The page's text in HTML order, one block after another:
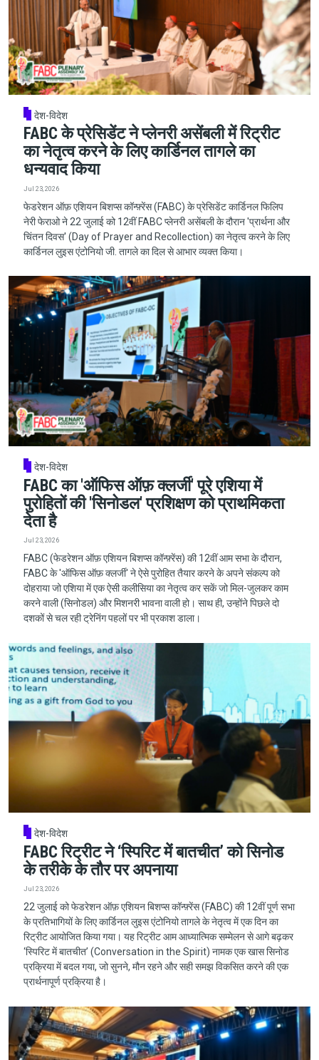
देश-विदेश
FABC के प्रेसिडेंट ने प्लेनरी असेंबली में रिट्रीट
का नेतृत्व करने के लिए कार्डिनल तागले का
धन्यवाद किया
Jul 23, 2026
फेडरेशन ऑफ़ एशियन बिशप्स कॉन्फ़्रेंस (FABC) के प्रेसिडेंट कार्डिनल फिलिप
नेरी फेराओ ने 22 जुलाई को 12वीं FABC प्लेनरी असेंबली के दौरान 'प्रार्थना और
चिंतन दिवस' (Day of Prayer and Recollection) का नेतृत्व करने के लिए
कार्डिनल लुइस एंटोनियो जी. तागले का दिल से आभार व्यक्त किया।
देश-विदेश
FABC का 'ऑफिस ऑफ़ क्लर्जी' पूरे एशिया में
पुरोहितों की 'सिनोडल' प्रशिक्षण को प्राथमिकता
देता है
Jul 23, 2026
FABC (फेडरेशन ऑफ़ एशियन बिशप्स कॉन्फ़्रेंस) की 12वीं आम सभा के दौरान,
FABC के 'ऑफिस ऑफ़ क्लर्जी' ने ऐसे पुरोहित तैयार करने के अपने संकल्प को
दोहराया जो एशिया में एक ऐसी कलीसिया का नेतृत्व कर सकें जो मिल-जुलकर काम
करने वाली (सिनोडल) और मिशनरी भावना वाली हो। साथ ही, उन्होंने पिछले दो
दशकों से चल रही ट्रेनिंग पहलों पर भी प्रकाश डाला।
देश-विदेश
FABC रिट्रीट ने ‘स्पिरिट में बातचीत’ को सिनोड
के तरीके के तौर पर अपनाया
Jul 23, 2026
22 जुलाई को फेडरेशन ऑफ़ एशियन बिशप्स कॉन्फ़्रेंस (FABC) की 12वीं पूर्ण सभा
के प्रतिभागियों के लिए कार्डिनल लुइस एंटोनियो तागले के नेतृत्व में एक दिन का
रिट्रीट आयोजित किया गया। यह रिट्रीट आम आध्यात्मिक सम्मेलन से आगे बढ़कर
‘स्पिरिट में बातचीत’ (Conversation in the Spirit) नामक एक खास सिनोड
प्रक्रिया में बदल गया, जो सुनने, मौन रहने और सही समझ विकसित करने की एक
प्रार्थनापूर्ण प्रक्रिया है।